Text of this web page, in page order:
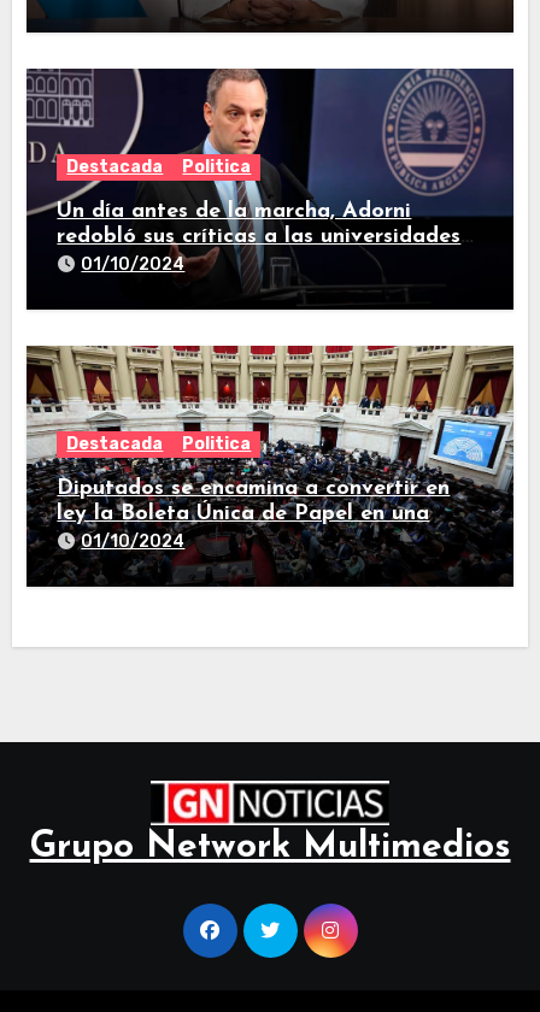
Destacada Politica
Un día antes de la marcha, Adorni
redobló sus críticas a las universidades
nacionales
01/10/2024
Destacada Politica
Diputados se encamina a convertir en
ley la Boleta Única de Papel en una
larga sesión
01/10/2024
Grupo Network Multimedios